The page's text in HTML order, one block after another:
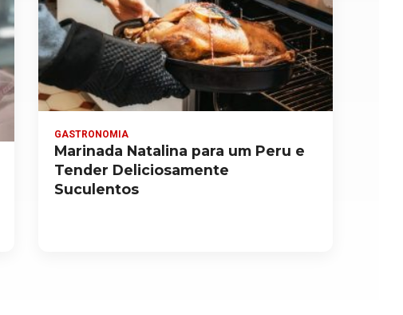
GASTRONOMIA
Marinada Natalina para um Peru e
Tender Deliciosamente
Suculentos